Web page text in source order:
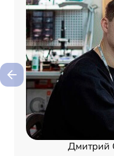
Дмитрий